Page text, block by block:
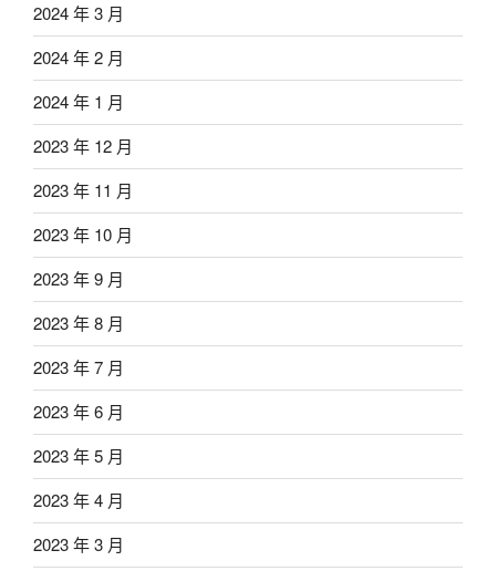
2024 年 3 月
2024 年 2 月
2024 年 1 月
2023 年 12 月
2023 年 11 月
2023 年 10 月
2023 年 9 月
2023 年 8 月
2023 年 7 月
2023 年 6 月
2023 年 5 月
2023 年 4 月
2023 年 3 月